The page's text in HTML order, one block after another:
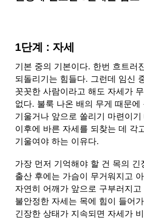
1단계 : 자세
기본 중의 기본이다. 한번 흐트러
되돌리기는 힘들다. 그런데 임신
꼿꼿한 사람이라고 해도 자세가
없다. 불룩 나온 배의 무게 때문에
기울거나 앞으로 쏠리기 마련이
이후에 바른 자세를 되찾는 데 각
기울여야 하는 이유다.
가장 먼저 기억해야 할 건 목의 긴
출산 후에는 가슴이 무거워지고
자연히 어깨가 앞으로 구부러지
불안정한 자세는 목에 힘이 들어
긴장한 상태가 지속되면 자세가